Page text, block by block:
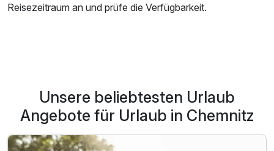
Reisezeitraum an und prüfe die Verfügbarkeit.
Unsere beliebtesten Urlaub
Angebote für Urlaub in Chemnitz